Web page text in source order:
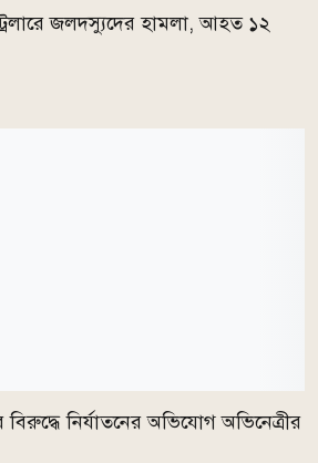
জলদস্যুদের হামলা, আহত ১২
নির্যাতনের অভিযোগ অভিনেত্রীর